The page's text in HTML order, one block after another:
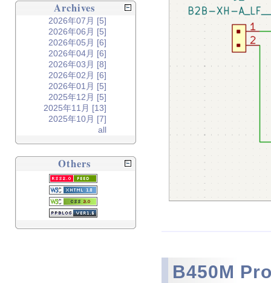
B450M
Archives
2026年07月 [5]
2026年06月 [5]
2026年05月 [6]
2026年04月 [6]
2026年03月 [8]
2026年02月 [6]
2026年01月 [5]
2025年12月 [5]
2025年11月 [13]
2025年10月 [7]
all
Others